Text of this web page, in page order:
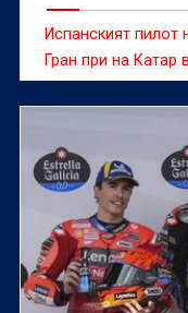
Испанският
Гран при на Катар